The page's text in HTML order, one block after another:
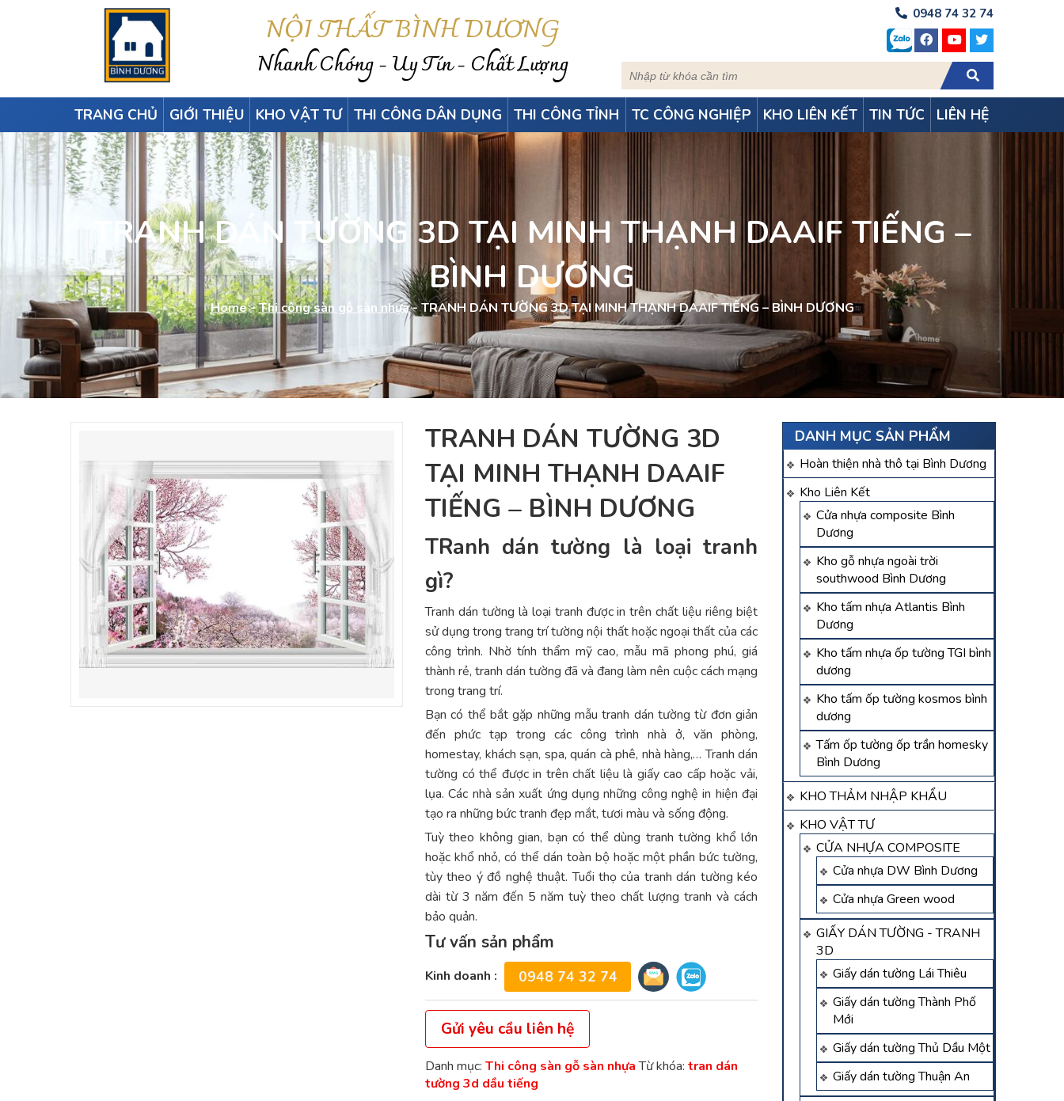
NỘI THẤT BÌNH DƯƠNG
Nhanh Chóng - Uy Tín - Chất Lượng
0948 74 32 74
TRANG CHỦ GIỚI THIỆU KHO VẬT TƯ THI CÔNG DÂN DỤNG THI CÔNG TỈNH TC CÔNG NGHIỆP KHO LIÊN KẾT TIN TỨC LIÊN HỆ
TRANH DÁN TƯỜNG 3D TẠI MINH THẠNH DAAIF TIẾNG –
BÌNH DƯƠNG
Home-Thi công sàn gỗ sàn nhựa-TRANH DÁN TƯỜNG 3D TẠI MINH THẠNH DAAIF TIẾNG – BÌNH DƯƠNG
DANH MỤC SẢN PHẨM
Hoàn thiện nhà thô tại Bình Dương
Kho Liên Kết
Cửa nhựa composite Bình
Dương
Kho gỗ nhựa ngoài trời
southwood Bình Dương
Kho tấm nhựa Atlantis Bình
Dương
Kho tấm nhựa ốp tường TGI bình
dương
Kho tấm ốp tường kosmos bình
dương
Tấm ốp tường ốp trần homesky
Bình Dương
KHO THẢM NHẬP KHẨU
KHO VẬT TƯ
CỬA NHỰA COMPOSITE
Cửa nhựa DW Bình Dương
Cửa nhựa Green wood
GIẤY DÁN TƯỜNG - TRANH
3D
Giấy dán tường Lái Thiêu
Giấy dán tường Thành Phố
Mới
Giấy dán tường Thủ Dầu Một
Giấy dán tường Thuận An
TRANH DÁN TƯỜNG 3D
TẠI MINH THẠNH DAAIF
TIẾNG – BÌNH DƯƠNG
TRanh dán tường là loại tranh
gì?
Tranh dán tường là loại tranh được in trên chất liệu riêng biệt
sử dụng trong trang trí tường nội thất hoặc ngoại thất của các
công trình. Nhờ tính thẩm mỹ cao, mẫu mã phong phú, giá
thành rẻ, tranh dán tường đã và đang làm nên cuộc cách mạng
trong trang trí.
Bạn có thể bắt gặp những mẫu tranh dán tường từ đơn giản
đến phức tạp trong các công trình nhà ở, văn phòng,
homestay, khách sạn, spa, quán cà phê, nhà hàng,… Tranh dán
tường có thể được in trên chất liệu là giấy cao cấp hoặc vải,
lụa. Các nhà sản xuất ứng dụng những công nghệ in hiện đại
tạo ra những bức tranh đẹp mắt, tươi màu và sống động.
Tuỳ theo không gian, bạn có thể dùng tranh tường khổ lớn
hoặc khổ nhỏ, có thể dán toàn bộ hoặc một phần bức tường,
tùy theo ý đồ nghệ thuật. Tuổi thọ của tranh dán tường kéo
dài từ 3 năm đến 5 năm tuỳ theo chất lượng tranh và cách
bảo quản.
Tư vấn sản phẩm
Kinh doanh : 0948 74 32 74
Gửi yêu cầu liên hệ
Danh mục: Thi công sàn gỗ sàn nhựa Từ khóa: tran dán
tường 3d dầu tiếng